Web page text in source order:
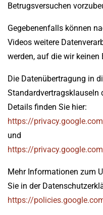
Betrugsversuchen
Gegebenenfalls können
Videos weitere
werden, auf die wir keinen
Die Datenübertragung in
Standardvertragsklauseln
Details finden Sie hier:
https://
und
https://
Mehr Informationen zum
Sie in der
https://